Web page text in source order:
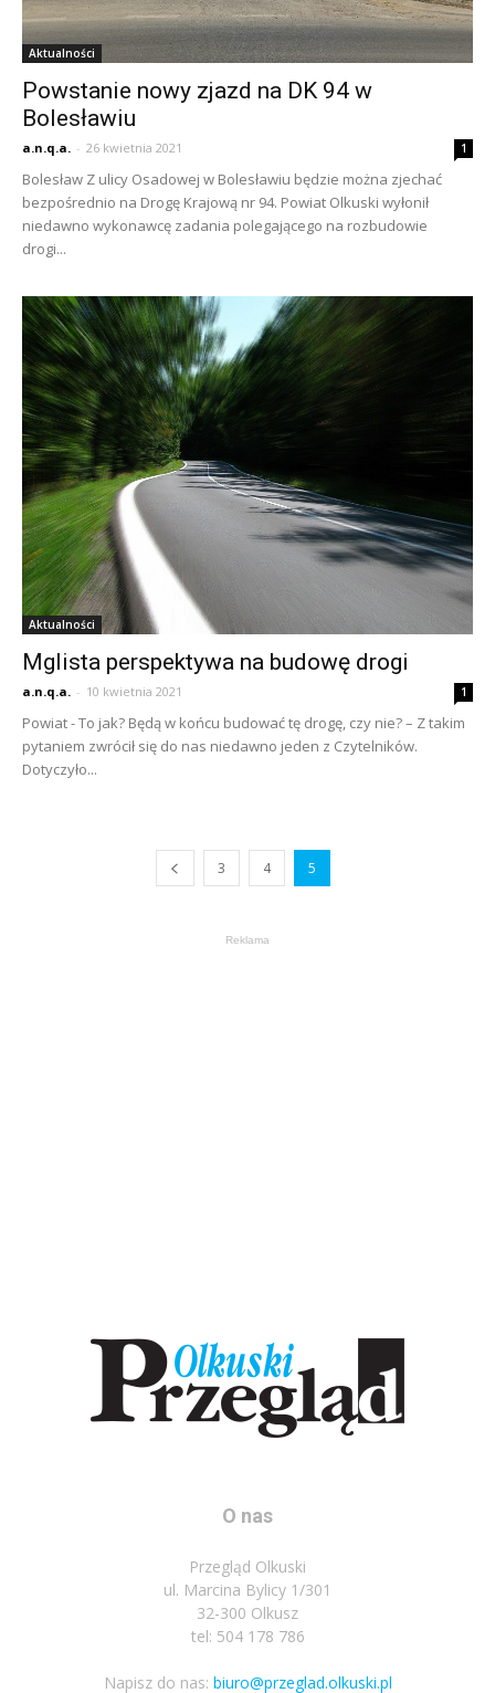
Aktualności
Powstanie nowy zjazd na DK 94 w
Bolesławiu
a.n.q.a. - 26 kwietnia 2021 1
Bolesław Z ulicy Osadowej w Bolesławiu będzie można zjechać
bezpośrednio na Drogę Krajową nr 94. Powiat Olkuski wyłonił
niedawno wykonawcę zadania polegającego na rozbudowie
drogi...
Aktualności
Mglista perspektywa na budowę drogi
a.n.q.a. - 10 kwietnia 2021 1
Powiat - To jak? Będą w końcu budować tę drogę, czy nie? – Z takim
pytaniem zwrócił się do nas niedawno jeden z Czytelników.
Dotyczyło...
3 4 5
Reklama
O nas
Przegląd Olkuski
ul. Marcina Bylicy 1/301
32-300 Olkusz
tel: 504 178 786
Napisz do nas: biuro@przeglad.olkuski.pl